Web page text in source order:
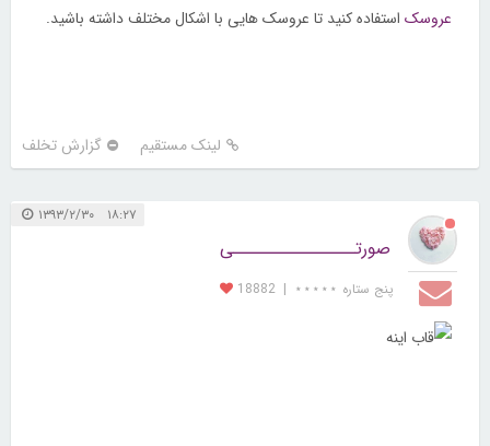
عروسک استفاده کنید تا عروسک هایی با اشکال مختلف داشته باشید.
لینک مستقیم گزارش تخلف
۱۸:۲۷ ۱۳۹۳/۲/۳۰
صورتــــــــــــــــی
پنج ستاره ⋆⋆⋆⋆⋆ |
18882